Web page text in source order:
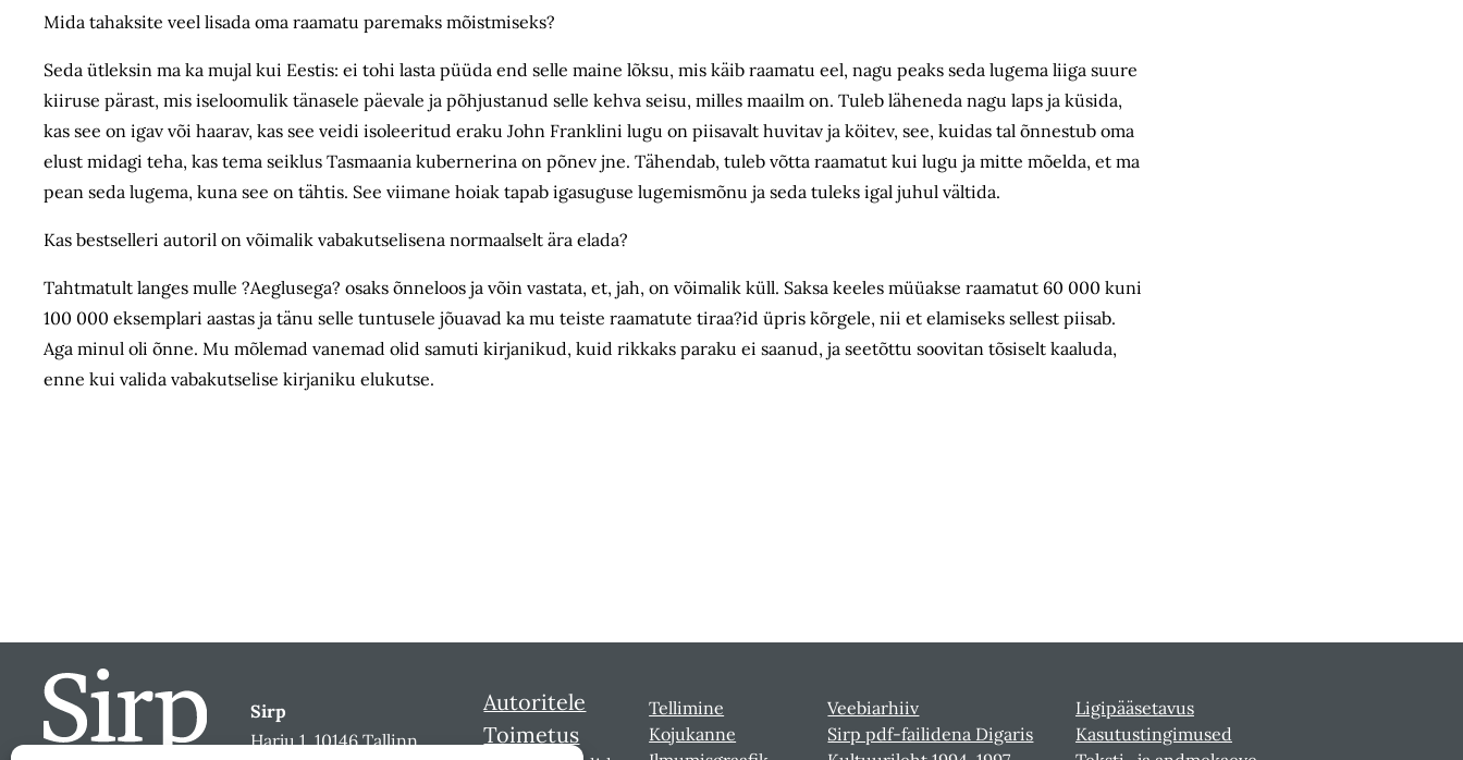
Mida tahaksite veel lisada oma raamatu paremaks mõistmiseks?
Seda ütleksin ma ka mujal kui Eestis: ei tohi lasta püüda end selle maine lõksu, mis käib raamatu eel, nagu peaks seda lugema liiga suure
kiiruse pärast, mis iseloomulik tänasele päevale ja põhjustanud selle kehva seisu, milles maailm on. Tuleb läheneda nagu laps ja küsida,
kas see on igav või haarav, kas see veidi isoleeritud eraku John Franklini lugu on piisavalt huvitav ja köitev, see, kuidas tal õnnestub oma
elust midagi teha, kas tema seiklus Tasmaania kubernerina on põnev jne. Tähendab, tuleb võtta raamatut kui lugu ja mitte mõelda, et ma
pean seda lugema, kuna see on tähtis. See viimane hoiak tapab igasuguse lugemismõnu ja seda tuleks igal juhul vältida.
Kas bestselleri autoril on võimalik vabakutselisena normaalselt ära elada?
Tahtmatult langes mulle ?Aeglusega? osaks õnneloos ja võin vastata, et, jah, on võimalik küll. Saksa keeles müüakse raamatut 60 000 kuni
100 000 eksemplari aastas ja tänu selle tuntusele jõuavad ka mu teiste raamatute tiraa?id üpris kõrgele, nii et elamiseks sellest piisab.
Aga minul oli õnne. Mu mõlemad vanemad olid samuti kirjanikud, kuid rikkaks paraku ei saanud, ja seetõttu soovitan tõsiselt kaaluda,
enne kui valida vabakutselise kirjaniku elukutse.
Sirp
Harju 1, 10146 Tallinn
Autoritele
Toimetus
Tellimine
Kojukanne
Veebiarhiiv
Sirp pdf-failidena Digaris
Ligipääsetavus
Kasutustingimused